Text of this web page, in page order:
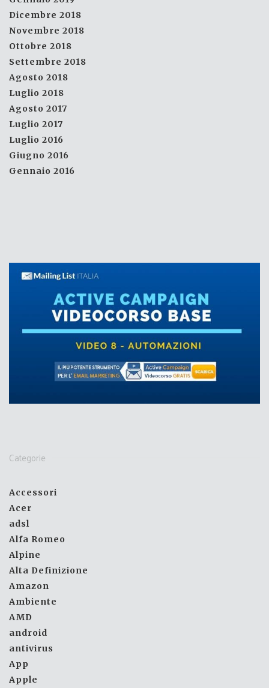
Dicembre 2018
Novembre 2018
Ottobre 2018
Settembre 2018
Agosto 2018
Luglio 2018
Agosto 2017
Luglio 2017
Luglio 2016
Giugno 2016
Gennaio 2016
Categorie
Accessori
Acer
adsl
Alfa Romeo
Alpine
Alta Definizione
Amazon
Ambiente
AMD
android
antivirus
App
Apple